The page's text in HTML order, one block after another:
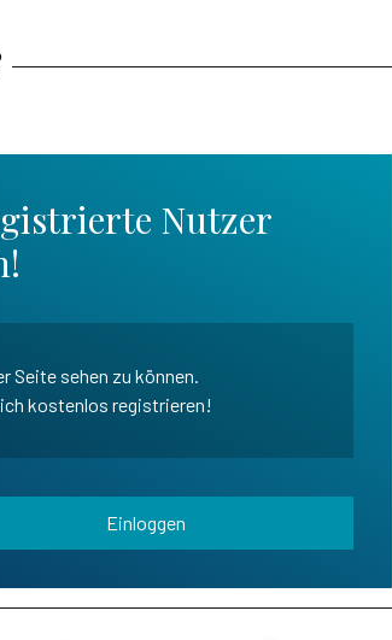
Nutzer
Seite sehen zu können.
kostenlos registrieren!
Einloggen